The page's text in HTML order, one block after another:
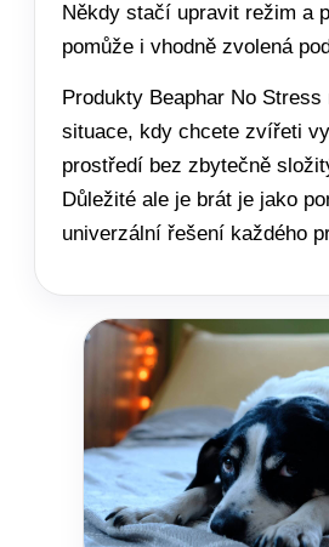
Někdy stačí upravit režim a
pomůže i vhodně zvolená
Produkty Beaphar No
situace, kdy chcete zvířeti
prostředí bez zbytečně
Důležité ale je brát je jako
univerzální řešení každého